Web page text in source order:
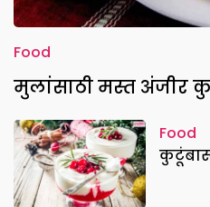
Food
मुलांसाठी मस्त अंजीर
Food